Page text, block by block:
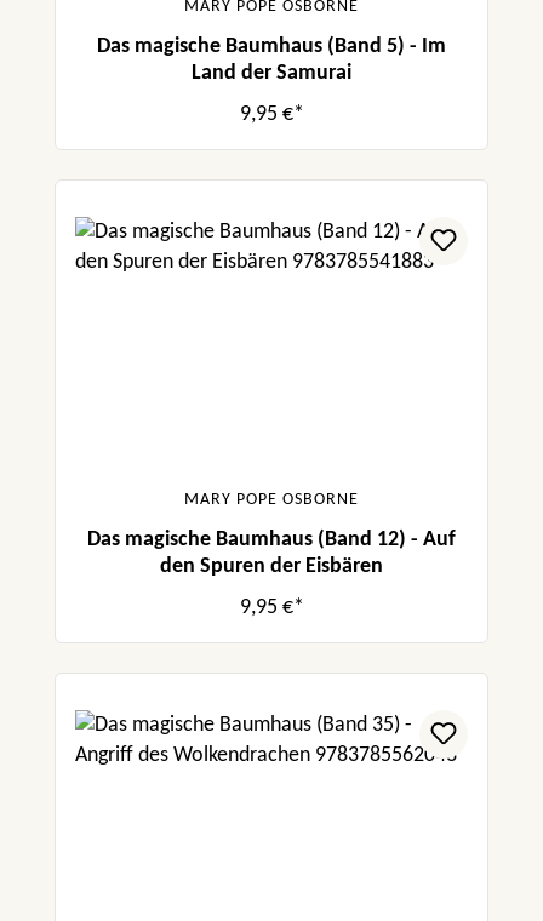
MARY POPE OSBORNE
Das magische Baumhaus (Band 5) - Im
Land der Samurai
9,95 €*
MARY POPE OSBORNE
Das magische Baumhaus (Band 12) - Auf
den Spuren der Eisbären
9,95 €*